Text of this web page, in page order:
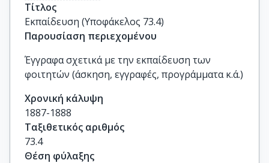
Τίτλος
Εκπαίδευση (Υποφάκελος 73.4)
Παρουσίαση περιεχομένου
Έγγραφα σχετικά με την εκπαίδευση των
φοιτητών (άσκηση, εγγραφές, προγράμματα κ.ά.)
Χρονική κάλυψη
1887-1888
Ταξιθετικός αριθμός
73.4
Θέση φύλαξης